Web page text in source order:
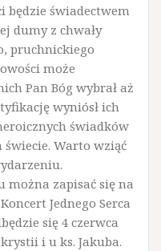
będzie świadectwem
dumy z chwały
pruchnickiego
może
Pan Bóg wybrał aż
wyniósł ich
świadków
świecie. Warto wziąć
zapisać się na
Jednego Serca
się 4 czerwca
i u ks. Jakuba.